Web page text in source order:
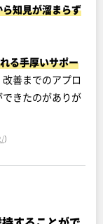
知見が溜まらず
る手厚いサポー
善までのアプロ
きたのがありが
）